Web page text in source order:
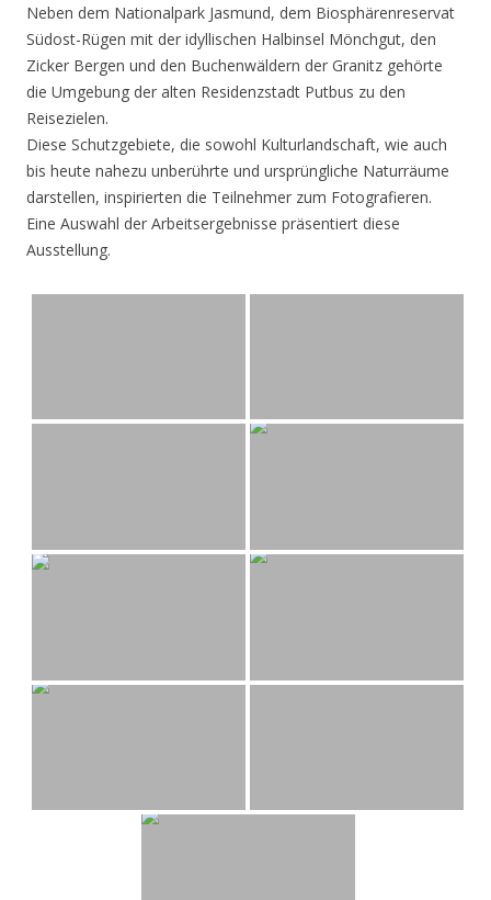
Neben dem Nationalpark Jasmund, dem Biosphärenreservat
Südost-Rügen mit der idyllischen Halbinsel Mönchgut, den
Zicker Bergen und den Buchenwäldern der Granitz gehörte
die Umgebung der alten Residenzstadt Putbus zu den
Reisezielen.
Diese Schutzgebiete, die sowohl Kulturlandschaft, wie auch
bis heute nahezu unberührte und ursprüngliche Naturräume
darstellen, inspirierten die Teilnehmer zum Fotografieren.
Eine Auswahl der Arbeitsergebnisse präsentiert diese
Ausstellung.